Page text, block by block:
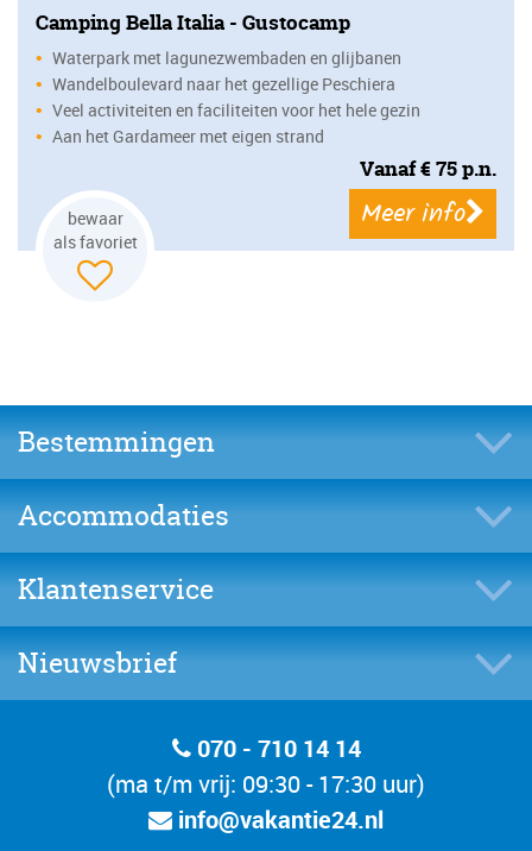
Camping Bella Italia - Gustocamp
• Waterpark met lagunezwembaden en glijbanen
• Wandelboulevard naar het gezellige Peschiera
• Veel activiteiten en faciliteiten voor het hele gezin
• Aan het Gardameer met eigen strand
bewaar
als favoriet
Vanaf€75p.n.
Meer info
Bestemmingen
Accommodaties
Klantenservice
Nieuwsbrief
070 - 710 14 14
(ma t/m vrij: 09:30 - 17:30 uur)
info@vakantie24.nl